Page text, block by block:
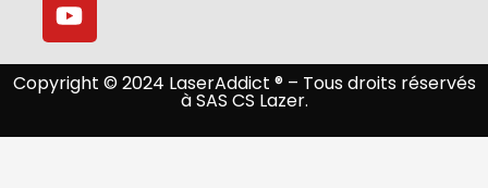
Copyright © 2024 LaserAddict ® – Tous droits réservés
à SAS CS Lazer.